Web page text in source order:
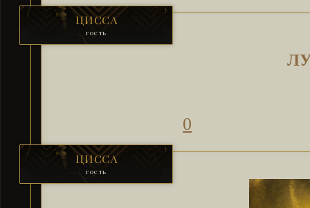
ЦИССА
гость
0
ЦИССА
гость